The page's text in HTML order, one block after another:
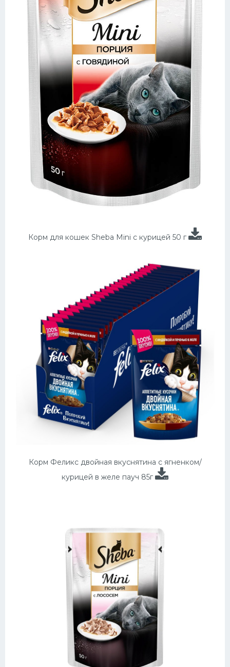
Корм для кошек Sheba Mini с курицей 50 г
Корм Феликс двойная вкуснятина с ягненком/
курицей в желе пауч 85г